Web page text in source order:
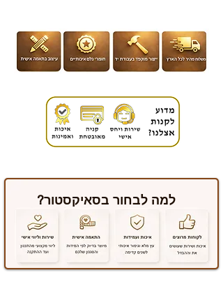
משקל המוצר :1 ק”ג
למה לבחור בסאיקסטור?